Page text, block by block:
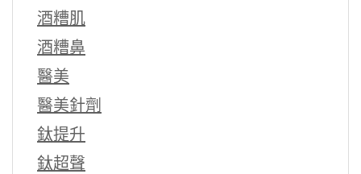
酒糟肌
酒糟鼻
醫美
醫美針劑
鈦提升
鈦超聲